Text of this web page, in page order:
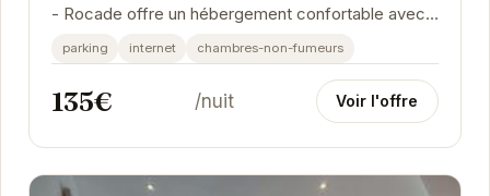
- Rocade offre un hébergement confortable avec
un accès facile aux attractions locales. Les...
parking internet chambres-non-fumeurs
135€ /nuit Voir l'offre